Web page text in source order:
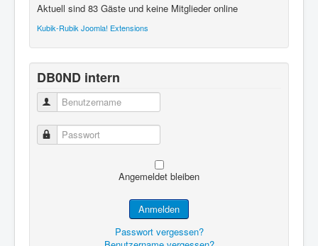
Aktuell sind 83 Gäste und keine Mitglieder online
Kubik-Rubik Joomla! Extensions
DB0ND intern
Benutzername
Passwort
Angemeldet bleiben
Anmelden
Passwort vergessen?